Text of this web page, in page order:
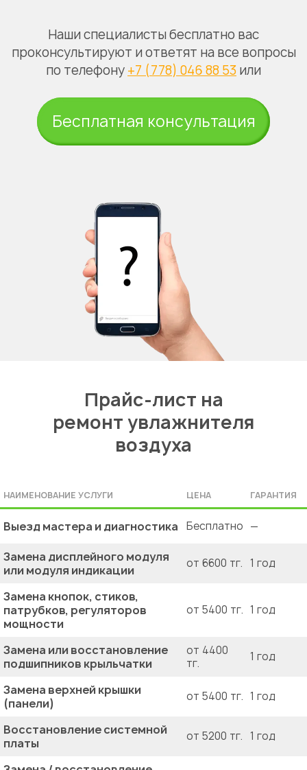
Наши специалисты бесплатно вас
проконсультируют и ответят на все вопросы
по телефону +7 (778) 046 88 53 или
Бесплатная консультация
Прайс-лист на
ремонт увлажнителя
воздуха
НАИМЕНОВАНИЕ УСЛУГИ ЦЕНА ГАРАНТИЯ
Выезд мастера и диагностика Бесплатно —
Замена дисплейного модуля
или модуля индикации
от 6600 тг. 1 год
Замена кнопок, стиков,
патрубков, регуляторов
мощности
от 5400 тг. 1 год
Замена или восстановление
подшипников крыльчатки
от 4400
тг.
1 год
Замена верхней крышки
(панели)
от 5400 тг. 1 год
Восстановление системной
платы
от 5200 тг. 1 год